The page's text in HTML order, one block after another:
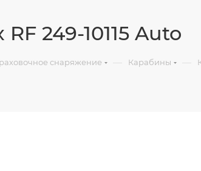
249-10115 Auto
снаряжение — Карабины —